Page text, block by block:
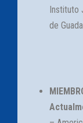
Instituto
de